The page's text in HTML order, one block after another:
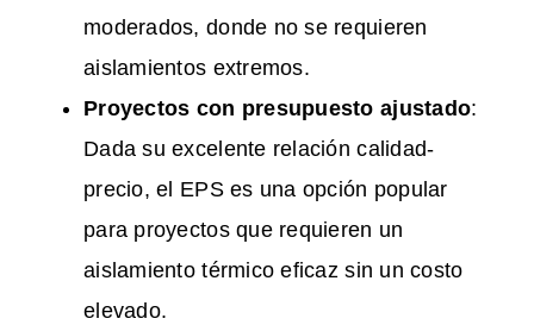
moderados, donde no se requieren
aislamientos extremos.
Proyectos con presupuesto ajustado:
Dada su excelente relación calidad-
precio, el EPS es una opción popular
para proyectos que requieren un
aislamiento térmico eficaz sin un costo
elevado.